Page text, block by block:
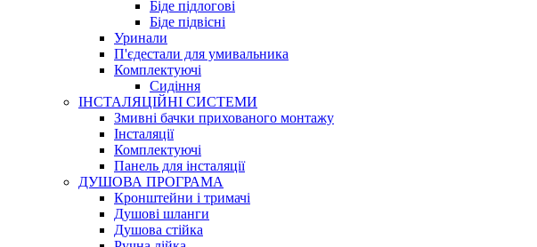
Біде підлогові
Біде підвісні
Уринали
П'єдестали для умивальника
Комплектуючі
Сидіння
ІНСТАЛЯЦІЙНІ СИСТЕМИ
Змивні бачки прихованого монтажу
Інсталяції
Комплектуючі
Панель для інсталяції
ДУШОВА ПРОГРАМА
Кронштейни і тримачі
Душові шланги
Душова стійка